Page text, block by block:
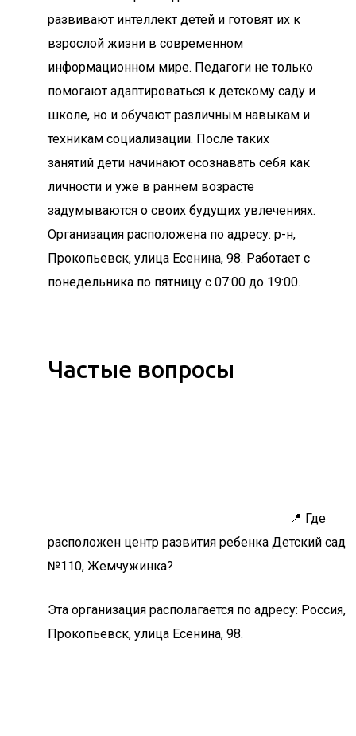
развивают интеллект детей и готовят их к
взрослой жизни в современном
информационном мире. Педагоги не только
помогают адаптироваться к детскому саду и
школе, но и обучают различным навыкам и
техникам социализации. После таких
занятий дети начинают осознавать себя как
личности и уже в раннем возрасте
задумываются о своих будущих увлечениях.
Организация расположена по адресу: р-н,
Прокопьевск, улица Есенина, 98. Работает с
понедельника по пятницу с 07:00 до 19:00.
Частые вопросы
📍 Где
расположен центр развития ребенка Детский сад
№110, Жемчужинка?
Эта организация располагается по адресу: Россия,
Прокопьевск, улица Есенина, 98.